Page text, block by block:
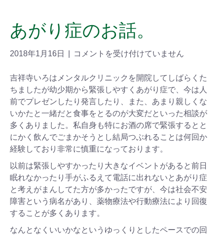
あがり症のお話。
2018年1月16日 コメントを受け付けていません
吉祥寺いろはメンタルクリニックを開院してしばらくた
ちましたが幼少期から緊張しやすくあがり症で、今は人
前でプレゼンしたり発言したり、また、あまり親しくな
いかたと一緒だと食事をとるのが大変だといった相談が
多くありました。私自身も特にお酒の席で緊張するとと
にかく飲んでごまかそうとし結局つぶれることは何回か
経験しており非常に慎重になっております。
以前は緊張しやすかったり大きなイベントがあると前日
眠れなかったり手がふるえて電話に出れないとあがり症
と考えがまんしてた方が多かったですが、今は社会不安
障害という病名があり、薬物療法や行動療法により回復
することが多くあります。
なんとなくいいかなというゆっくりとしたペースでの回